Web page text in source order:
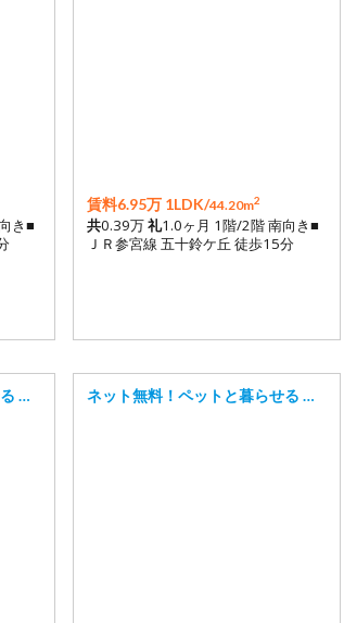
き■
賃料6.95万 1LDK/44.20m2
共0.39万礼1.0ヶ月 1階/2階 南向き■
ＪＲ参宮線 五十鈴ケ丘 徒歩15分
… ネット無料！ペットと暮らせる …